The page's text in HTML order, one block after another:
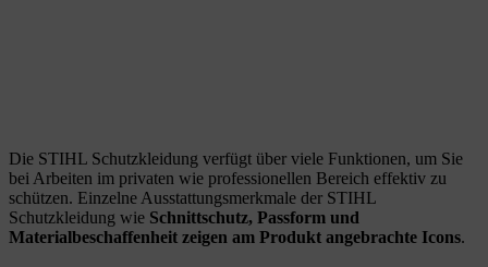
Die STIHL Schutzkleidung verfügt über viele Funktionen, um Sie
bei Arbeiten im privaten wie professionellen Bereich effektiv zu
schützen. Einzelne Ausstattungsmerkmale der STIHL
Schutzkleidung wie Schnittschutz, Passform und
Materialbeschaffenheit zeigen am Produkt angebrachte Icons.